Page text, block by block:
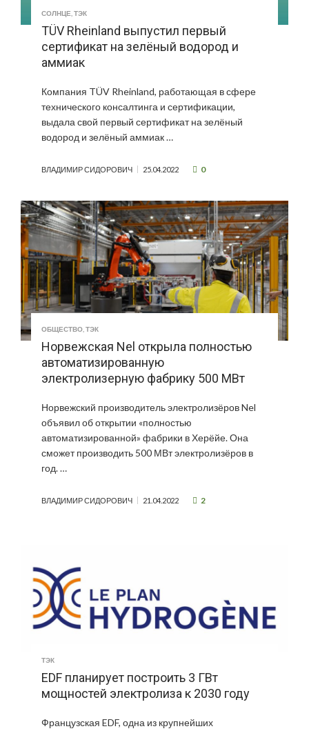
СОЛНЦЕ ТЭК
TÜV Rheinland выпустил первый
сертификат на зелёный водород и
аммиак
Компания TÜV Rheinland, работающая в сфере
технического консалтинга и сертификации,
выдала свой первый сертификат на зелёный
водород и зелёный аммиак …
ВЛАДИМИР СИДОРОВИЧ 25.04.2022 0
ОБЩЕСТВО ТЭК
Норвежская Nel открыла полностью
автоматизированную
электролизерную фабрику 500 МВт
Норвежский производитель электролизёров Nel
объявил об открытии «полностью
автоматизированной» фабрики в Херёйе. Она
сможет производить 500 МВт электролизёров в
год. …
ВЛАДИМИР СИДОРОВИЧ 21.04.2022 2
ТЭК
EDF планирует построить 3 ГВт
мощностей электролиза к 2030 году
Французская EDF, одна из крупнейших